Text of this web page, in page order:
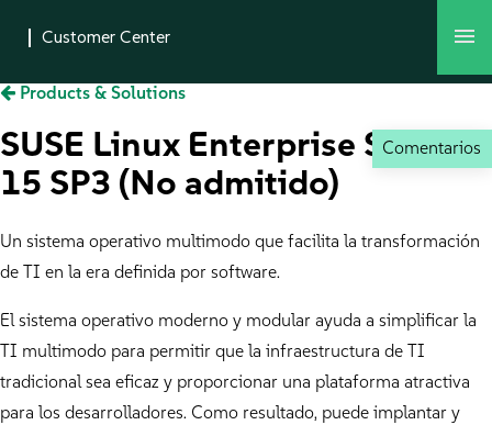
Comentarios
Products & Solutions
SUSE Linux Enterprise Server
15 SP3 (No admitido)
Un sistema operativo multimodo que facilita la transformación
de TI en la era definida por software.
El sistema operativo moderno y modular ayuda a simplificar la
TI multimodo para permitir que la infraestructura de TI
tradicional sea eficaz y proporcionar una plataforma atractiva
para los desarrolladores. Como resultado, puede implantar y